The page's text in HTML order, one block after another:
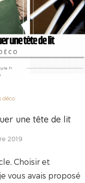
déco
une tête de lit
2019
Choisir et
vous avais proposé